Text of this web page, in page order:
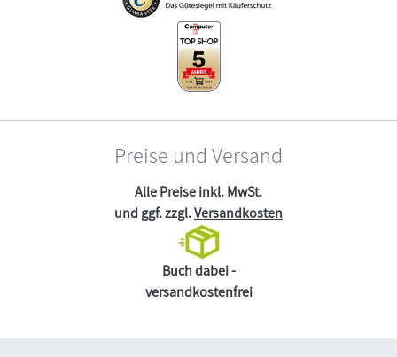
Preise und Versand
Alle Preise inkl. MwSt.
und ggf. zzgl.Versandkosten
Buch dabei -
versandkostenfrei